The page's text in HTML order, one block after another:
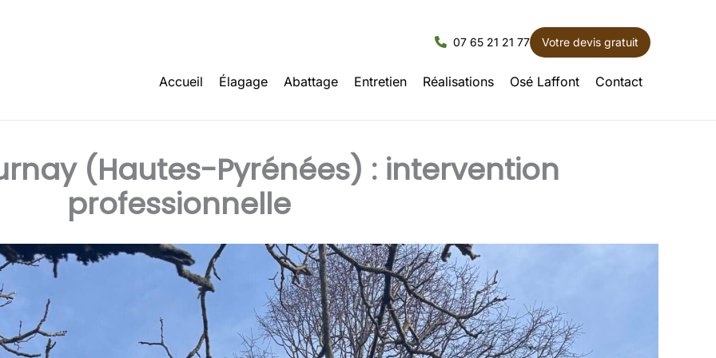
Accueil
Élagage Abattage Entretien Réalisations Osé Laffont Contact
07 65 21 21 77 Votre devis gratuit
(Hautes-Pyrénées) : intervention
professionnelle